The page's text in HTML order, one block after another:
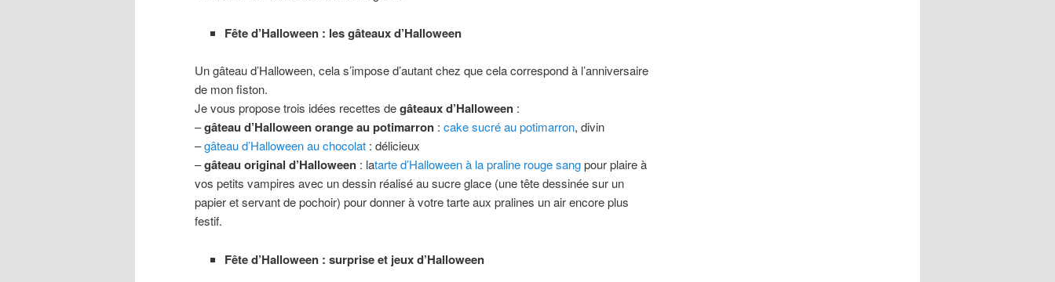
Fête d’Halloween : les gâteaux d’Halloween
Un gâteau d’Halloween, cela s’impose d’autant chez que cela correspond à l’anniversaire
de mon fiston.
Je vous propose trois idées recettes degâteaux d’Halloween :
–gâteau d’Halloween orange au potimarron : cake sucré au potimarron, divin
–gâteau d’Halloween au chocolat : délicieux
–gâteau original d’Halloween : latarte d’Halloween à la praline rouge sangpour plaire à
vos petits vampires avec un dessin réalisé au sucre glace (une tête dessinée sur un
papier et servant de pochoir) pour donner à votre tarte aux pralines un air encore plus
festif.
Fête d’Halloween : surprise et jeux d’Halloween